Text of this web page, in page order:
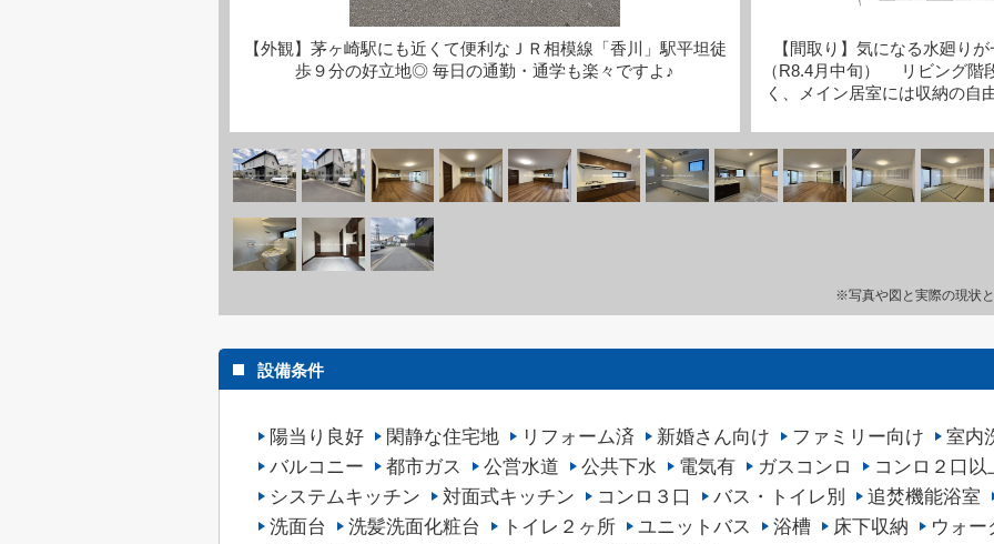
【外観】茅ヶ崎駅にも近くて便利なＪＲ相模線「香川」駅平坦徒
歩９分の好立地◎ 毎日の通勤・通学も楽々ですよ♪
【間取り】気になる水廻り
（R8.4月中旬） リビング階
く、メイン居室には収納の自
※写真や図と実際の現状
設備条件
陽当り良好 閑静な住宅地 リフォーム済 新婚さん向け ファミリー向け
室内
バルコニー
都市ガス 公営水道 公共下水 電気有 ガスコンロ
コンロ２口以
システムキッチン
対面式キッチン コンロ３口 バス・トイレ別
追焚機能浴室
洗面台
洗髪洗面化粧台 トイレ２ヶ所 ユニットバス 浴槽 床下収納
ウォー